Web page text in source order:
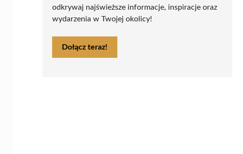
odkrywaj najświeższe informacje, inspiracje oraz
wydarzenia w Twojej okolicy!
Dołącz teraz!